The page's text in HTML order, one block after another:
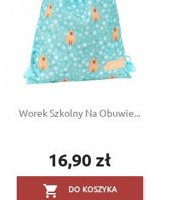
Worek Szkolny Na Obuwie...
Cena
16,90 zł
 DO KOSZYKA